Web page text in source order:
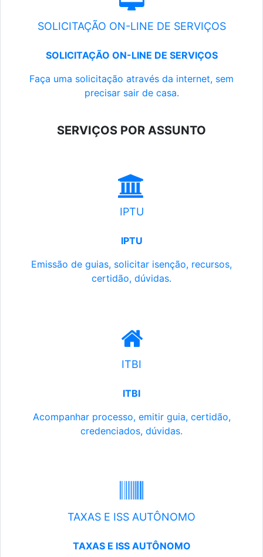
SOLICITAÇÃO ON-LINE DE SERVIÇOS
SOLICITAÇÃO ON-LINE DE SERVIÇOS
Faça uma solicitação através da internet, sem
precisar sair de casa.
SERVIÇOS POR ASSUNTO
IPTU
IPTU
Emissão de guias, solicitar isenção, recursos,
certidão, dúvidas.
ITBI
ITBI
Acompanhar processo, emitir guia, certidão,
credenciados, dúvidas.
TAXAS E ISS AUTÔNOMO
TAXAS E ISS AUTÔNOMO